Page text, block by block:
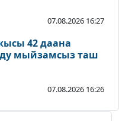
07.08.2026 16:27
42 даана
мыйзамсыз таш
07.08.2026 16:26